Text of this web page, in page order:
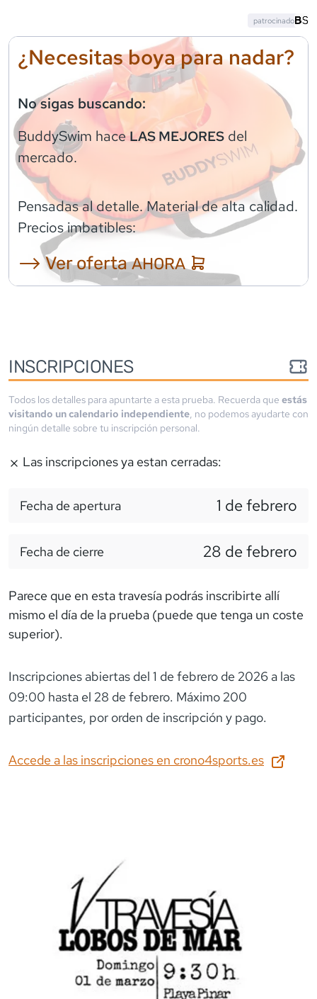
¿Necesitas boya para nadar?
No sigas buscando:
BuddySwim haceLAS MEJORES del
mercado.
Pensadas al detalle. Material de alta calidad.
Precios imbatibles:
⟶ Ver ofertaAHORA
patrocinado
INSCRIPCIONES
Todos los detalles para apuntarte a esta prueba. Recuerda que estás
visitando un calendario independiente, no podemos ayudarte con
ningún detalle sobre tu inscripción personal.
Las inscripciones ya estan cerradas:
Fecha de apertura 1 de febrero
Fecha de cierre 28 de febrero
Parece que en esta travesía podrás inscribirte allí
mismo el día de la prueba (puede que tenga un coste
superior).
Inscripciones abiertas del 1 de febrero de 2026 a las
09:00 hasta el 28 de febrero. Máximo 200
participantes, por orden de inscripción y pago.
Accede a las inscripciones en crono4sports.es